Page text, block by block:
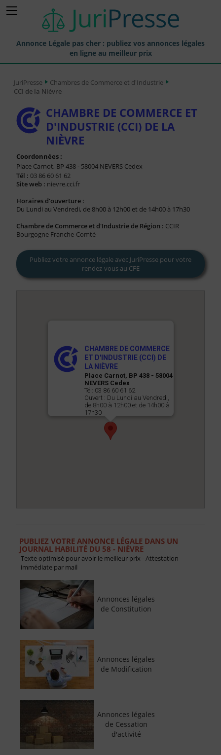
Annonce Légale pas cher : publiez vos annonces légales
en ligne au meilleur prix
Annonces Légales Publiées
Tarif et Prix d'une Annonce Légale
Journaux Habilités (JAL) Annonces Légales
Liste des Greffes
Liste des CCI
Le Blog pour les Entreprises
FAQ
Compte PRO
JuriPresse
Chambres de Commerce et d'Industrie
CCI de la Nièvre
CHAMBRE DE COMMERCE ET
D'INDUSTRIE (CCI) DE LA
NIÈVRE
Coordonnées :
Place Carnot, BP 438 - 58004 NEVERS Cedex
Tél : 03 86 60 61 62
Site web : nievre.cci.fr
Horaires d'ouverture :
Du Lundi au Vendredi, de 8h00 à 12h00 et de 14h00 à 17h30
Chambre de Commerce et d'Industrie de Région : CCIR
Bourgogne Franche-Comté
Publiez votre annonce légale avec JuriPresse pour votre
rendez-vous au CFE
CHAMBRE DE COMMERCE
ET D'INDUSTRIE (CCI) DE
LA NIÈVRE
Place Carnot, BP 438 - 58004
NEVERS Cedex
Tél: 03 86 60 61 62
Ouvert : Du Lundi au Vendredi,
de 8h00 à 12h00 et de 14h00 à
17h30
PUBLIEZ VOTRE ANNONCE LÉGALE DANS UN
JOURNAL HABILITÉ DU 58 - NIÈVRE
Texte optimisé pour avoir le meilleur prix - Attestation
immédiate par mail
Annonces légales
de Constitution
Annonces légales
de Modification
Annonces légales
de Cessation
d'activité